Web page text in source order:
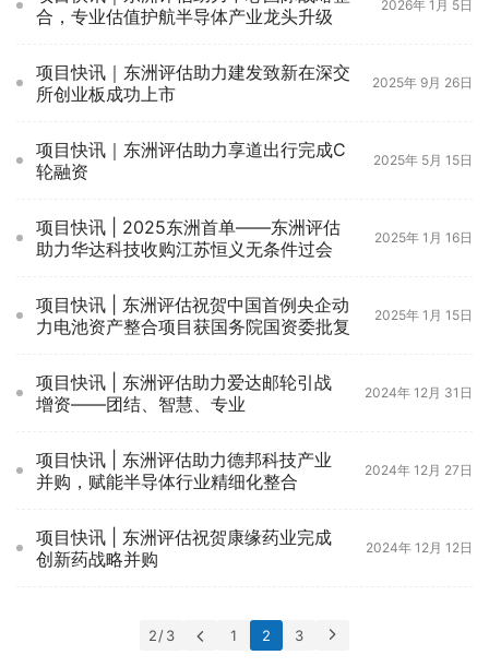
合，专业估值护航半导体产业龙头升级
2026年 1月 5日
项目快讯｜东洲评估助力建发致新在深交
所创业板成功上市
2025年 9月 26日
项目快讯｜东洲评估助力享道出行完成C
轮融资
2025年 5月 15日
项目快讯 | 2025东洲首单——东洲评估
助力华达科技收购江苏恒义无条件过会
2025年 1月 16日
项目快讯 | 东洲评估祝贺中国首例央企动
力电池资产整合项目获国务院国资委批复
2025年 1月 15日
项目快讯 | 东洲评估助力爱达邮轮引战
增资——团结、智慧、专业
2024年 12月 31日
项目快讯 | 东洲评估助力德邦科技产业
并购，赋能半导体行业精细化整合
2024年 12月 27日
项目快讯 | 东洲评估祝贺康缘药业完成
创新药战略并购
2024年 12月 12日
2 / 3 1 2 3